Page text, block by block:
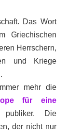
Das Wort
Griechischen
Herrschern,
und Kriege
mehr die
für eine
Die
der nicht nur